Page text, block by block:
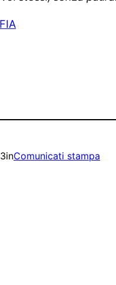
inComunicati stampa